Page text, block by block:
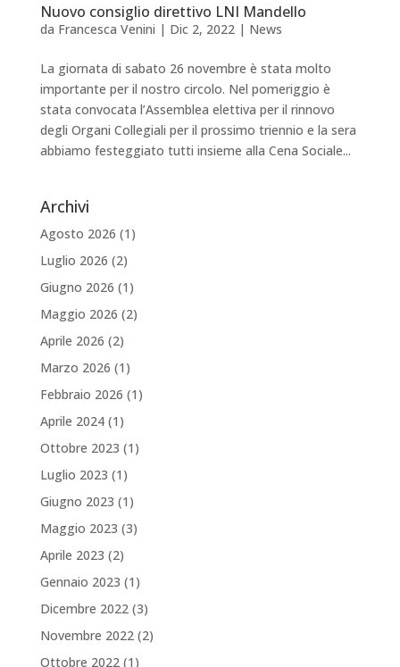
Nuovo consiglio direttivo LNI Mandello
da Francesca Venini | Dic 2, 2022| News
La giornata di sabato 26 novembre è stata molto
importante per il nostro circolo. Nel pomeriggio è
stata convocata l’Assemblea elettiva per il rinnovo
degli Organi Collegiali per il prossimo triennio e la sera
abbiamo festeggiato tutti insieme alla Cena Sociale...
Archivi
Agosto 2026 (1)
Luglio 2026 (2)
Giugno 2026 (1)
Maggio 2026 (2)
Aprile 2026 (2)
Marzo 2026 (1)
Febbraio 2026 (1)
Aprile 2024(1)
Ottobre 2023 (1)
Luglio 2023 (1)
Giugno 2023 (1)
Maggio 2023 (3)
Aprile 2023 (2)
Gennaio 2023 (1)
Dicembre 2022(3)
Novembre 2022(2)
Ottobre 2022(1)